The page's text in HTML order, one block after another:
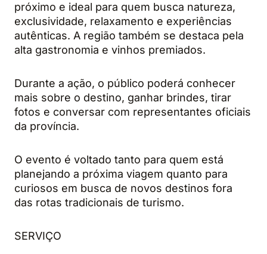
próximo e ideal para quem busca natureza,
exclusividade, relaxamento e experiências
autênticas. A região também se destaca pela
alta gastronomia e vinhos premiados.
Durante a ação, o público poderá conhecer
mais sobre o destino, ganhar brindes, tirar
fotos e conversar com representantes oficiais
da província.
O evento é voltado tanto para quem está
planejando a próxima viagem quanto para
curiosos em busca de novos destinos fora
das rotas tradicionais de turismo.
SERVIÇO